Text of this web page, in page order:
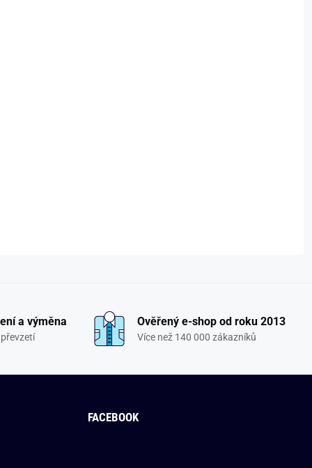
a výměna Ověřený e-shop od roku 2013
Více než 140 000 zákazníků
FACEBOOK